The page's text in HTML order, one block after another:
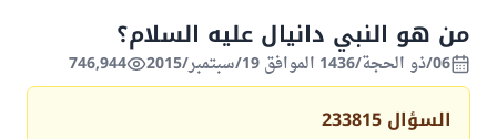
من هو النبي دانيال عليه السلام؟
06/ذو الحجة/1436 الموافق 19/سبتمبر/2015 746,944
السؤال 233815